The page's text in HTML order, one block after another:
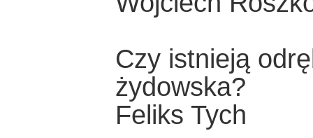
Czy istnieją
żydowska?
Feliks Tych